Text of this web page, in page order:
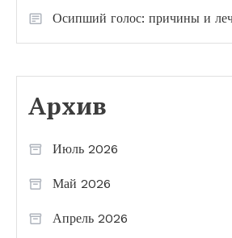
Осипший голос: причины и
Архив
Июль 2026
Май 2026
Апрель 2026